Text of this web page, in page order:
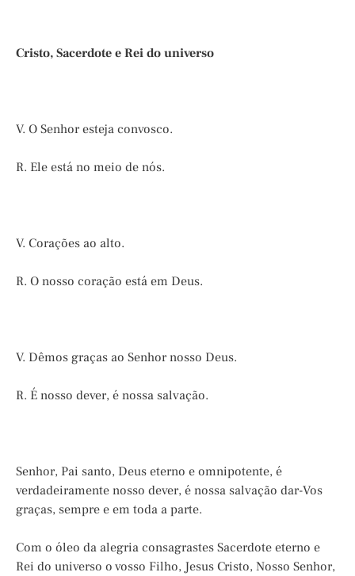
Cristo, Sacerdote e Rei do universo
V. O Senhor esteja convosco.
R. Ele está no meio de nós.
V. Corações ao alto.
R. O nosso coração está em Deus.
V. Dêmos graças ao Senhor nosso Deus.
R. É nosso dever, é nossa salvação.
Senhor, Pai santo, Deus eterno e omnipotente, é
verdadeiramente nosso dever, é nossa salvação dar-Vos
graças, sempre e em toda a parte.
Com o óleo da alegria consagrastes Sacerdote eterno e
Rei do universo o vosso Filho, Jesus Cristo, Nosso Senhor,